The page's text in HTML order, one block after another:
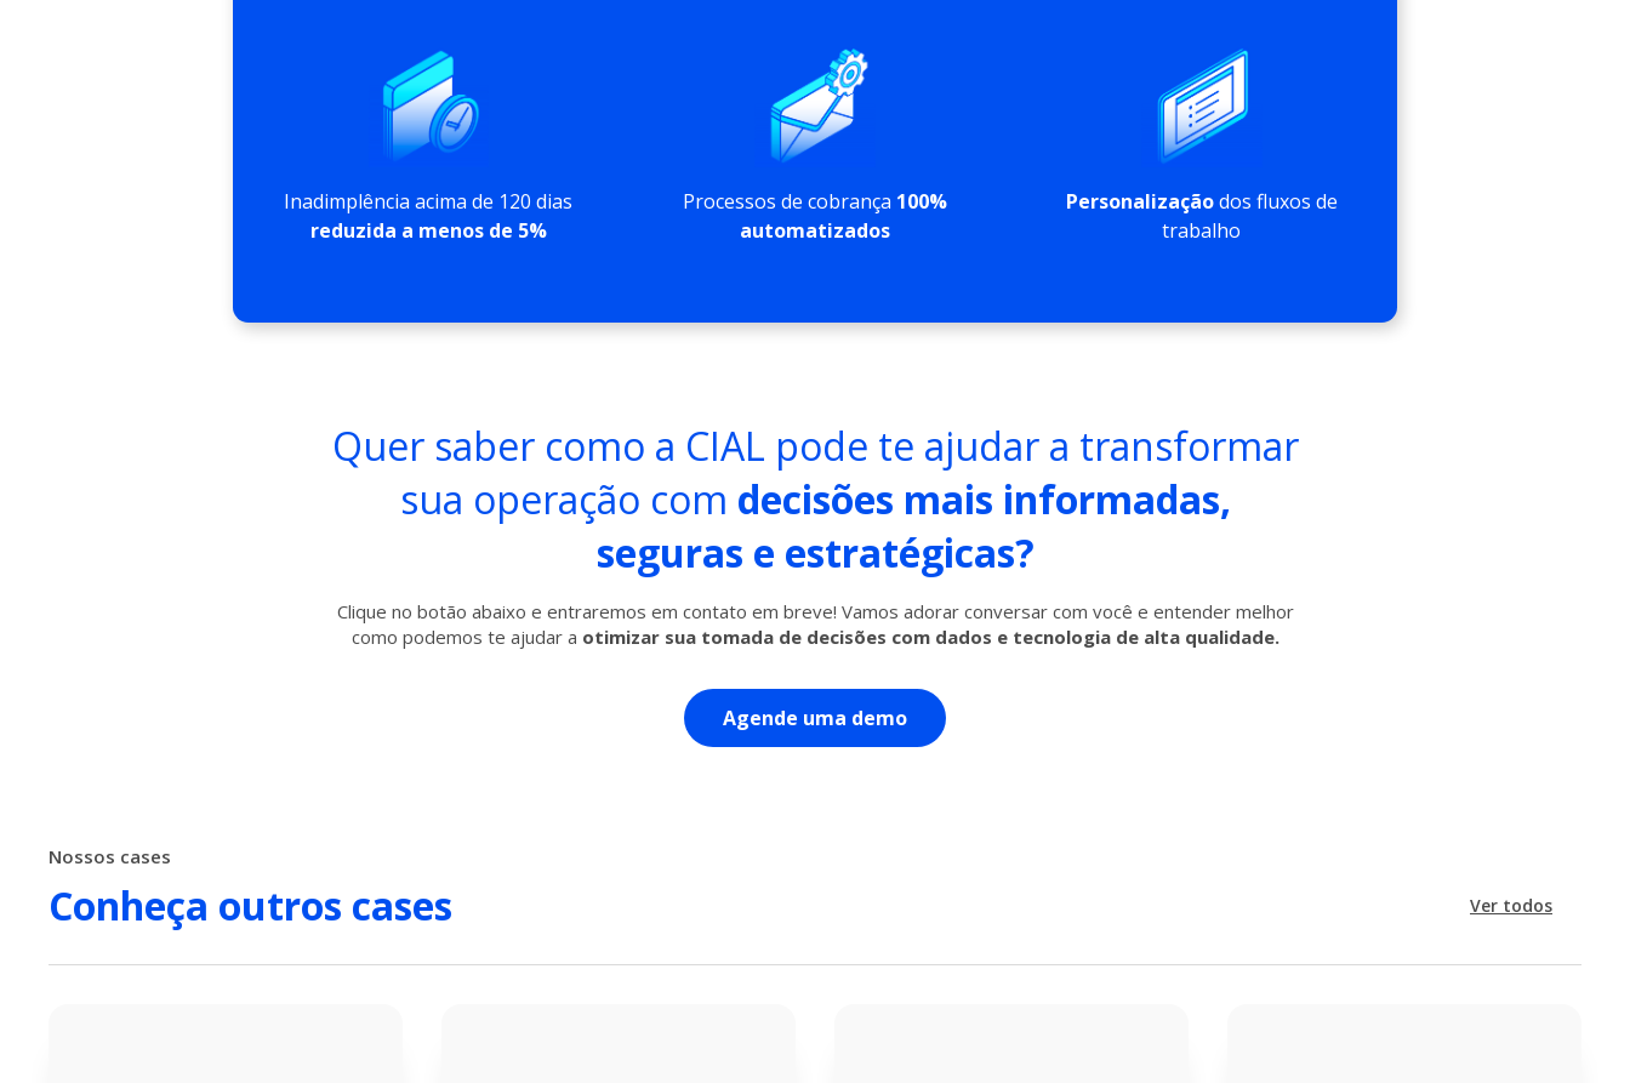
Inadimplência acima de 120 dias
reduzida a menos de 5%
Processos de cobrança 100%
automatizados
Personalizaçãodos fluxos de
trabalho
Quer saber como a CIAL pode te ajudar a transformar
sua operação com decisões mais informadas,
seguras e estratégicas?
Clique no botão abaixo e entraremos em contato em breve! Vamos adorar conversar com você e entender melhor
como podemos te ajudar a otimizar sua tomada de decisões com dados e tecnologia de alta qualidade.
Agende uma demo
Nossos cases
Conheça outros cases Ver todos